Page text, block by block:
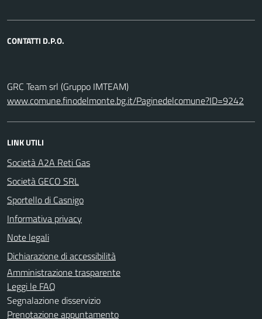
CONTATTI D.P.O.
GRC Team srl (Gruppo IMTEAM)
www.comune.finodelmonte.bg.it/Paginedelcomune?ID=9242
LINK UTILI
Società A2A Reti Gas
Società GECO SRL
Sportello di Casnigo
Informativa privacy
Note legali
Dichiarazione di accessibilità
Amministrazione trasparente
Leggi le FAQ
Segnalazione disservizio
Prenotazione appuntamento